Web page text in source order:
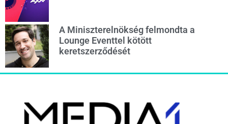
A Miniszterelnökség felmondta a
Lounge Eventtel kötött
keretszerződését